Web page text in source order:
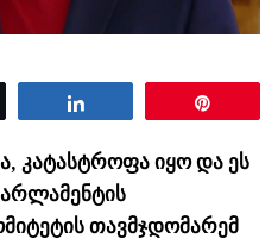
კატასტროფა იყო და ეს
თავმჯდომარემ